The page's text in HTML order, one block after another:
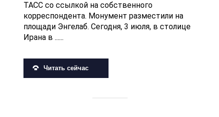
ТАСС со ссылкой на собственного
корреспондента. Монумент разместили на
площади Энгелаб. Сегодня, 3 июля, в столице
Ирана в ......
Читать сейчас